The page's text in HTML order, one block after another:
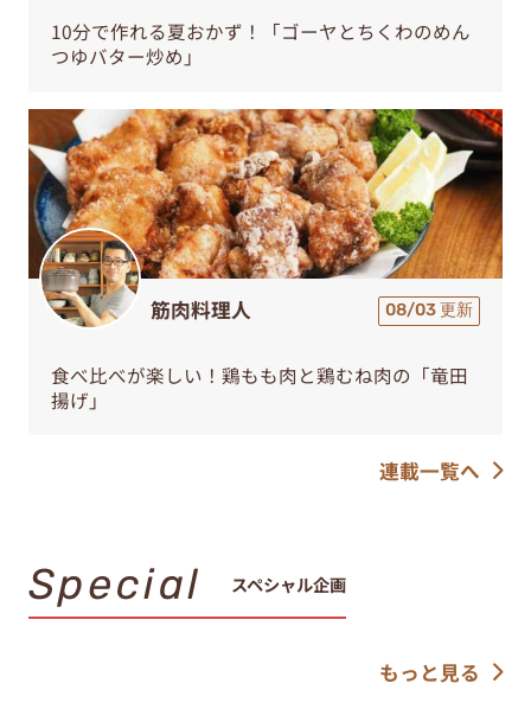
10分で作れる夏おかず！「ゴーヤとちくわのめん
つゆバター炒め」
筋肉料理人 08/03 更新
食べ比べが楽しい！鶏もも肉と鶏むね肉の「竜田
揚げ」
連載一覧へ
Special スペシャル企画
もっと見る